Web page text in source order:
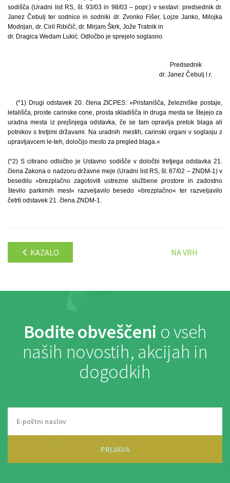
sodišča (Uradni list RS, št. 93/03 in 98/03 – popr.) v sestavi: predsednik dr.
Janez Čebulj ter sodnice in sodniki dr. Zvonko Fišer, Lojze Janko, Milojka
Modrijan, dr. Ciril Ribičič, dr. Mirjam Škrk, Jože Tratnik in
dr. Dragica Wedam Lukić. Odločbo je sprejelo soglasno.
Predsednik
dr. Janez Čebulj l.r.
(*1) Drugi odstavek 20. člena ZICPES: »Pristanišča, železniške postaje,
letališča, proste carinske cone, prosta skladišča in druga mesta se štejejo za
uradna mesta iz prejšnjega odstavka, če se tam opravlja pretok blaga ali
potnikov s tretjimi državami. Na uradnih mestih, carinski organi v soglasju z
upravljavcem le-teh, določijo mesto za pregled blaga.«
(*2) S citirano odločbo je Ustavno sodišče v določbi tretjega odstavka 21.
člena Zakona o nadzoru državne meje (Uradni list RS, št. 87/02 – ZNDM-1) v
besedilu »brezplačno zagotoviti ustrezne službene prostore in zadostno
število parkirnih mest« razveljavilo besedo »brezplačno« ter razveljavilo
četrti odstavek 21. člena ZNDM-1.
KAZALO NA VRH
Bodite obveščeni o vseh
naših novostih, akcijah in
dogodkih
PRIJAVA